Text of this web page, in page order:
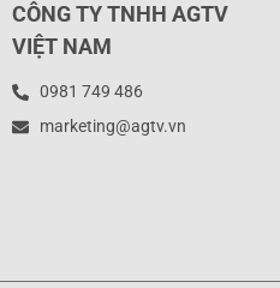
CÔNG TY TNHH AGTV
VIỆT NAM
0981 749 486
marketing@agtv.vn